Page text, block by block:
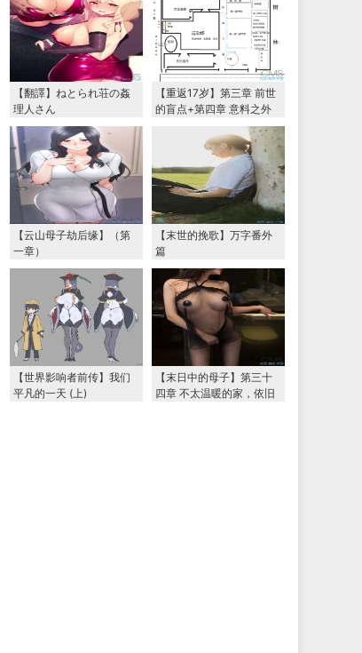
【翻譯】ねとられ荘の姦
理人さん
【重返17岁】第三章 前世
的盲点+第四章 意料之外
的相认+番外篇（本文为女
主第一视角，两万字更
【云山母子劫后缘】（第
一章）
【末世的挽歌】万字番外
篇
【世界影响者前传】我们
平凡的一天 (上)
【末日中的母子】第三十
四章 不太温暖的家，依旧